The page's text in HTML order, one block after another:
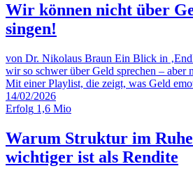
Wir können nicht über
singen!
von Dr. Nikolaus Braun Ein Blick in
wir so schwer über Geld sprechen – aber
Mit einer Playlist, die zeigt, was Geld
14/02/2026
Erfolg 1,6 Mio
Warum Struktur im
wichtiger ist als Rendite